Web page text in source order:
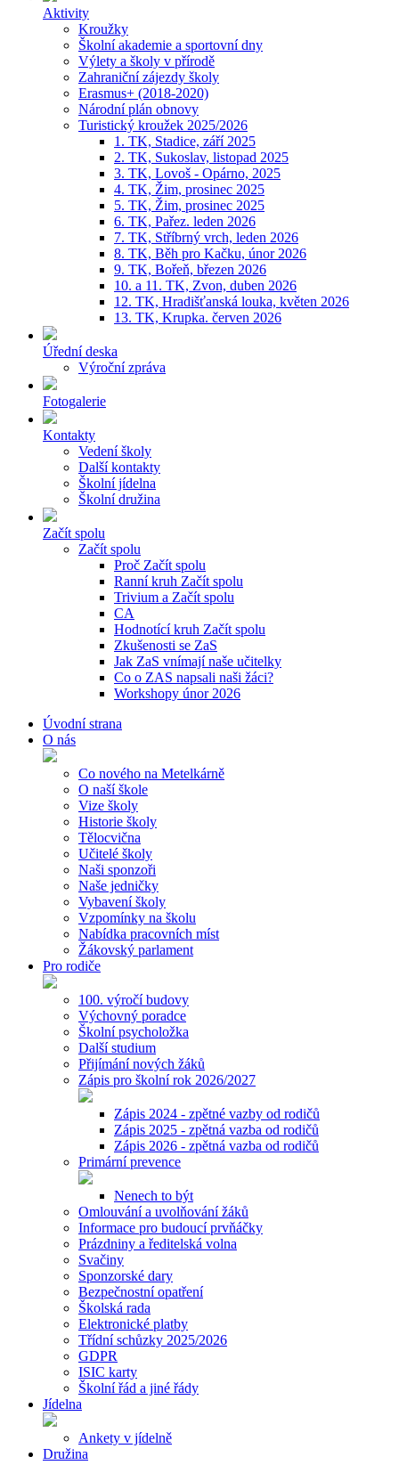
Aktivity
Kroužky
Školní akademie a sportovní dny
Výlety a školy v přírodě
Zahraniční zájezdy školy
Erasmus+ (2018-2020)
Národní plán obnovy
Turistický kroužek 2025/2026
1. TK, Stadice, září 2025
2. TK, Sukoslav, listopad 2025
3. TK, Lovoš - Opárno, 2025
4. TK, Žim, prosinec 2025
5. TK, Žim, prosinec 2025
6. TK, Pařez. leden 2026
7. TK, Stříbrný vrch, leden 2026
8. TK, Běh pro Kačku, únor 2026
9. TK, Bořeň, březen 2026
10. a 11. TK, Zvon, duben 2026
12. TK, Hradišťanská louka, květen 2026
13. TK, Krupka. červen 2026
Úřední deska
Výroční zpráva
Fotogalerie
Kontakty
Vedení školy
Další kontakty
Školní jídelna
Školní družina
Začít spolu
Začít spolu
Proč Začít spolu
Ranní kruh Začít spolu
Trivium a Začít spolu
CA
Hodnotící kruh Začít spolu
Zkušenosti se ZaS
Jak ZaS vnímají naše učitelky
Co o ZAS napsali naši žáci?
Workshopy únor 2026
Úvodní strana
O nás
Co nového na Metelkárně
O naší škole
Vize školy
Historie školy
Tělocvična
Učitelé školy
Naši sponzoři
Naše jedničky
Vybavení školy
Vzpomínky na školu
Nabídka pracovních míst
Žákovský parlament
Pro rodiče
100. výročí budovy
Výchovný poradce
Školní psycholožka
Další studium
Přijímání nových žáků
Zápis pro školní rok 2026/2027
Zápis 2024 - zpětné vazby od rodičů
Zápis 2025 - zpětná vazba od rodičů
Zápis 2026 - zpětná vazba od rodičů
Primární prevence
Nenech to být
Omlouvání a uvolňování žáků
Informace pro budoucí prvňáčky
Prázdniny a ředitelská volna
Svačiny
Sponzorské dary
Bezpečnostní opatření
Školská rada
Elektronické platby
Třídní schůzky 2025/2026
GDPR
ISIC karty
Školní řád a jiné řády
Jídelna
Ankety v jídelně
Družina